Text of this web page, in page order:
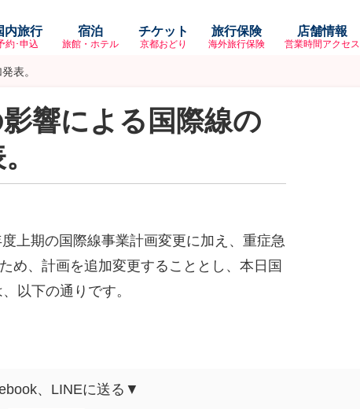
内旅行
約･申込
宿泊
旅館・ホテル
チケット
京都おどり
旅行保険
海外旅行保険
店舗情報
営業時間アクセス
表。
響による国際線の
上期の国際線事業計画変更に加え、重症急
め、計画を追加変更することとし、本日国
以下の通りです。
、LINEに送る▼